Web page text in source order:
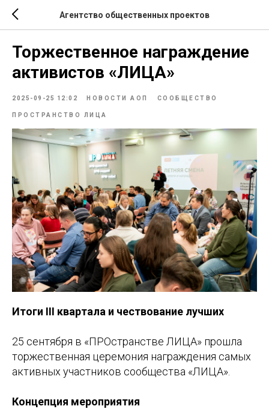
Агентство общественных проектов
Торжественное награждение
активистов «ЛИЦА»
2025-09-25 12:02 НОВОСТИ АОП СООБЩЕСТВО
ПРОСТРАНСТВО ЛИЦА
Итоги III квартала и чествование лучших
25 сентября в «ПРОстранстве ЛИЦА» прошла
торжественная церемония награждения самых
активных участников сообщества «ЛИЦА».
Концепция мероприятия